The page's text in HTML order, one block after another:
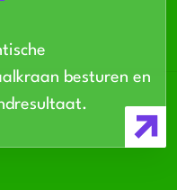
besturen en